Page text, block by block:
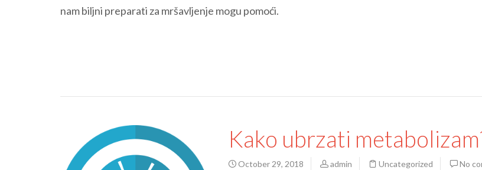
nam biljni preparati za mršavljenje mogu pomoći.
Kako ubrzati
October 29, 2018 admin Uncategorized No